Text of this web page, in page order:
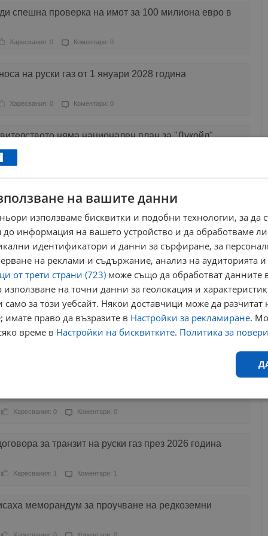
спешна проверка на имот за 100 милиона евро в
Харесвания: 0 Коментари: 0
на руски газ от 1 януари 2028 година
Харесвания: 0 Коментари: 0
няма национален план за "Лукойл"
Харесвания: 0
влезе в БЕХ, ще стане като с "Белене"
Харесвания: 1
загуба от близо 400 милиона лева през
Харесвания: 0 Коментари: 0
на кредитите от ББР
Харесвания: 0 Коментари: 0
за транзит на руски газ през 2026 година
Харесвания: 1 Коментари: 1
меморандум за проучване на редкоземни
на вашите данни
използваме бисквитки и подобни технологии, за да
до информация на вашето устройство и да обработваме
идентификатори и данни за сърфиране, за
на реклами и съдържание, анализ на аудиторията
от трети страни (723) може също да обработват данните
на точни данни за геолокация и
за този уебсайт. Някои доставчици може да разчитат
имате право да възразите в Настройки за рекламиране.
време в Настройки на бисквитките. Политика за
Ефективност Таргетиране Функционалност
позволяват основната функционалност на уебсайта, като потребителско